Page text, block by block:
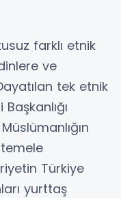
farklı etnik
ve
tek etnik
Türkiye
yurttaş